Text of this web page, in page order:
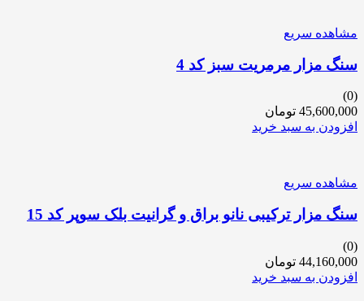
مشاهده سریع
سنگ مزار مرمریت سبز کد 4
(0)
45,600,000 تومان
افزودن به سبد خرید
مشاهده سریع
سنگ مزار ترکیبی نانو براق و گرانیت بلک سوپر کد 15
(0)
44,160,000 تومان
افزودن به سبد خرید